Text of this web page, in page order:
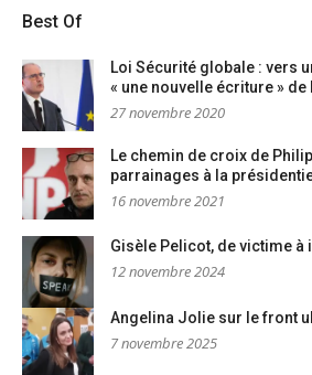
Best Of
Loi Sécurité globale : vers
« une nouvelle écriture » de
27 novembre 2020
Le chemin de croix de
parrainages à la
16 novembre 2021
Gisèle Pelicot, de victime à
12 novembre 2024
Angelina Jolie sur le front
7 novembre 2025